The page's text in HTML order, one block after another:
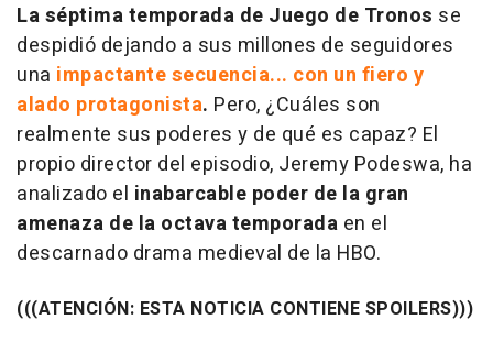
La séptima temporada de Juego de Tronos se
despidió dejando a sus millones de seguidores
una impactante secuencia... con un fiero y
alado protagonista. Pero, ¿Cuáles son
realmente sus poderes y de qué es capaz? El
propio director del episodio, Jeremy Podeswa, ha
analizado el inabarcable poder de la gran
amenaza de la octava temporada en el
descarnado drama medieval de la HBO.
(((ATENCIÓN: ESTA NOTICIA CONTIENE SPOILERS)))